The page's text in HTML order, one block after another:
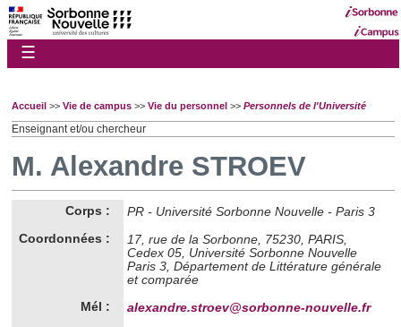
☰
Accueil >> Vie de campus >> Vie du personnel >> Personnels de l'Université
Enseignant et/ou chercheur
M. Alexandre STROEV
Corps :
PR - Université Sorbonne Nouvelle - Paris 3
Coordonnées :
17, rue de la Sorbonne, 75230, PARIS,
Cedex 05, Université Sorbonne Nouvelle
Paris 3, Département de Littérature générale
et comparée
Mél :
alexandre.stroev@sorbonne-nouvelle.fr